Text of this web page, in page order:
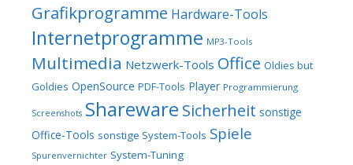
Grafikprogramme Hardware-Tools
Internetprogramme MP3-Tools
Multimedia Netzwerk-Tools Office Oldies but
Goldies OpenSource PDF-Tools Player Programmierung
Screenshots Shareware Sicherheit sonstige
Office-Tools sonstige System-Tools Spiele
Spurenvernichter System-Tuning